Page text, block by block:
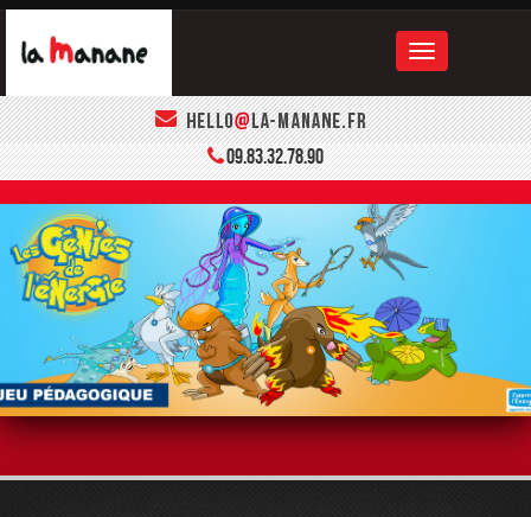
ACCUEIL
LA MANANE
LE BOOK
CONTACT
09.83.32.78.90